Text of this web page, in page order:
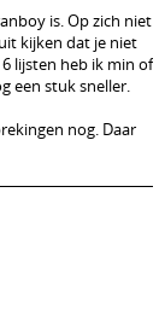
is. Op zich niet
kijken dat je niet
lijsten heb ik min of
een stuk sneller.
nog. Daar